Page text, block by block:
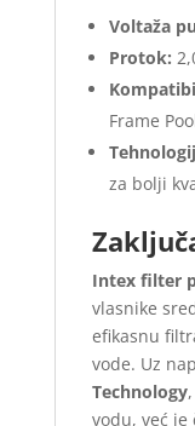
Voltaža
Protok:
Frame
za bolji
Intex filter
vlasnike
efikasnu
vode. Uz
Technology
vodu, već